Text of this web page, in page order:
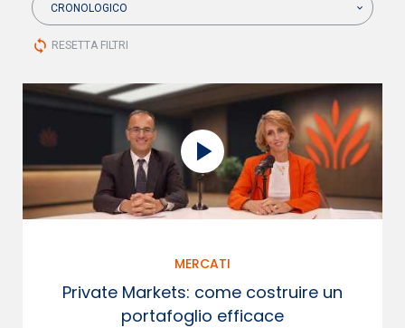
CRONOLOGICO
sync RESETTA FILTRI
MERCATI
Private Markets: come costruire un
portafoglio efficace